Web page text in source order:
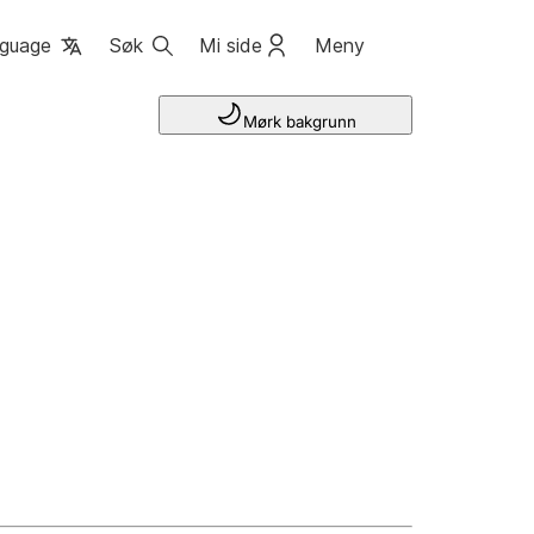
Søk Mi side Meny
Mørk bakgrunn